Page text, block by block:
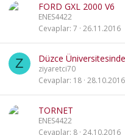
FORD GXL 2000 V6
ENES4422
Cevaplar 7 26.11.2016
Z Düzce
ziyaretci70
Cevaplar 18 28.10.2016
TORNET
ENES4422
Cevaplar 8 24.10.2016